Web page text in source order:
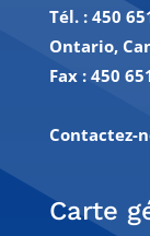
Tél. : 450
Ontario,
Fax : 450
Contactez-
Carte